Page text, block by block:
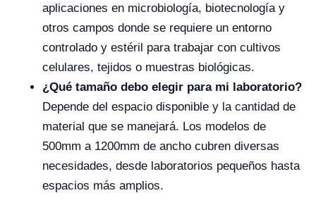
aplicaciones en microbiología, biotecnología y
otros campos donde se requiere un entorno
controlado y estéril para trabajar con cultivos
celulares, tejidos o muestras biológicas.
¿Qué tamaño debo elegir para mi laboratorio?
Depende del espacio disponible y la cantidad de
material que se manejará. Los modelos de
500mm a 1200mm de ancho cubren diversas
necesidades, desde laboratorios pequeños hasta
espacios más amplios.